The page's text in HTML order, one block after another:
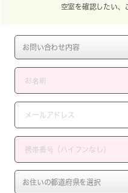
空室を確認したい、